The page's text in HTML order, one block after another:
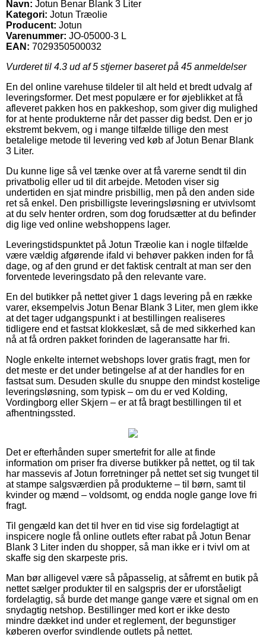
Navn: Jotun Benar Blank 3 Liter
Kategori: Jotun Træolie
Producent: Jotun
Varenummer: JO-05000-3 L
EAN: 7029350500032
Vurderet til 4.3 ud af 5 stjerner baseret på 45 anmeldelser
En del online varehuse tildeler til alt held et bredt udvalg af
leveringsformer. Det mest populære er for øjeblikket at få
afleveret pakken hos en pakkeshop, som giver dig mulighed
for at hente produkterne når det passer dig bedst. Den er jo
ekstremt bekvem, og i mange tilfælde tillige den mest
betalelige metode til levering ved køb af Jotun Benar Blank
3 Liter.
Du kunne lige så vel tænke over at få varerne sendt til din
privatbolig eller ud til dit arbejde. Metoden viser sig
undertiden en sjat mindre prisbillig, men på den anden side
ret så enkel. Den prisbilligste leveringsløsning er utvivlsomt
at du selv henter ordren, som dog forudsætter at du befinder
dig lige ved online webshoppens lager.
Leveringstidspunktet på Jotun Træolie kan i nogle tilfælde
være vældig afgørende ifald vi behøver pakken inden for få
dage, og af den grund er det faktisk centralt at man ser den
forventede leveringsdato på den relevante vare.
En del butikker på nettet giver 1 dags levering på en række
varer, eksempelvis Jotun Benar Blank 3 Liter, men glem ikke
at det tager udgangspunkt i at bestillingen realiseres
tidligere end et fastsat klokkeslæt, så de med sikkerhed kan
nå at få ordren pakket forinden de lageransatte har fri.
Nogle enkelte internet webshops lover gratis fragt, men for
det meste er det under betingelse af at der handles for en
fastsat sum. Desuden skulle du snuppe den mindst kostelige
leveringsløsning, som typisk – om du er ved Kolding,
Vordingborg eller Skjern – er at få bragt bestillingen til et
afhentningssted.
Det er efterhånden super smertefrit for alle at finde
information om priser fra diverse butikker på nettet, og til tak
har massevis af Jotun forretninger på nettet set sig tvunget til
at stampe salgsværdien på produkterne – til børn, samt til
kvinder og mænd – voldsomt, og endda nogle gange love fri
fragt.
Til gengæld kan det til hver en tid vise sig fordelagtigt at
inspicere nogle få online outlets efter rabat på Jotun Benar
Blank 3 Liter inden du shopper, så man ikke er i tvivl om at
skaffe sig den skarpeste pris.
Man bør alligevel være så påpasselig, at såfremt en butik på
nettet sælger produkter til en salgspris der er uforståeligt
fordelagtig, så burde det mange gange være et signal om en
snydagtig netshop. Bestillinger med kort er ikke desto
mindre dækket ind under et reglement, der begunstiger
køberen overfor svindlende outlets på nettet.